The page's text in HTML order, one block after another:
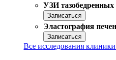
УЗИ тазобедренных
Записаться
Эластография
Записаться
Все исследования